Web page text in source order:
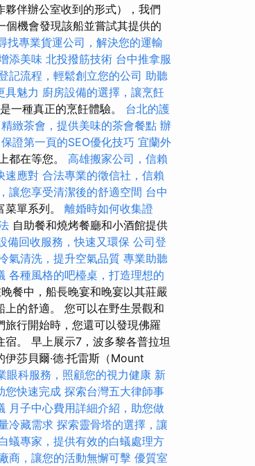
伴辦公室收到的形式），我們
機會發現該船並嘗試其提供的
找專業貨運公司，解決您的運輸
添美味 北投撥筋技術 台中推拿服
記流程，輕鬆創立您的公司 助聽
具魅力 廚房設備的選擇，讓烹飪
一種真正的烹飪體驗。 台北的護
精緻茶會，提供美味的茶會餐點 辦
保證第一頁的SEO優化技巧 宜蘭外
都在等您。 高雄搬家公司，信賴
速應對 合法專業的徵信社，信賴
讓您享受清潔後的舒適空間 台中
單系列。 離婚時如何收集證
自助餐和燒烤餐廳和小酒館提供
備回收服務，快速又環保 公司登
氣清洗，提升空氣品質 專業助聽
各種風格的吧檯桌，打造理想的
餐中，船長晚宴和晚宴以其莊嚴
的舒適。 您可以在野生景觀和
行開始時，您還可以發現佛羅
。 早上展示7，波多黎各普拉坦
莎貝爾·德·托雷斯（Mount
眼科服務，照顧您的視力健康 新
您快速完成 探索台灣五大律師事
月子中心費用詳細介紹，助您做
冷藏需求 探索靈骨塔的選擇，讓
蟻專家，提供有效的白蟻處理方
商，讓您的活動無懈可擊 優質室